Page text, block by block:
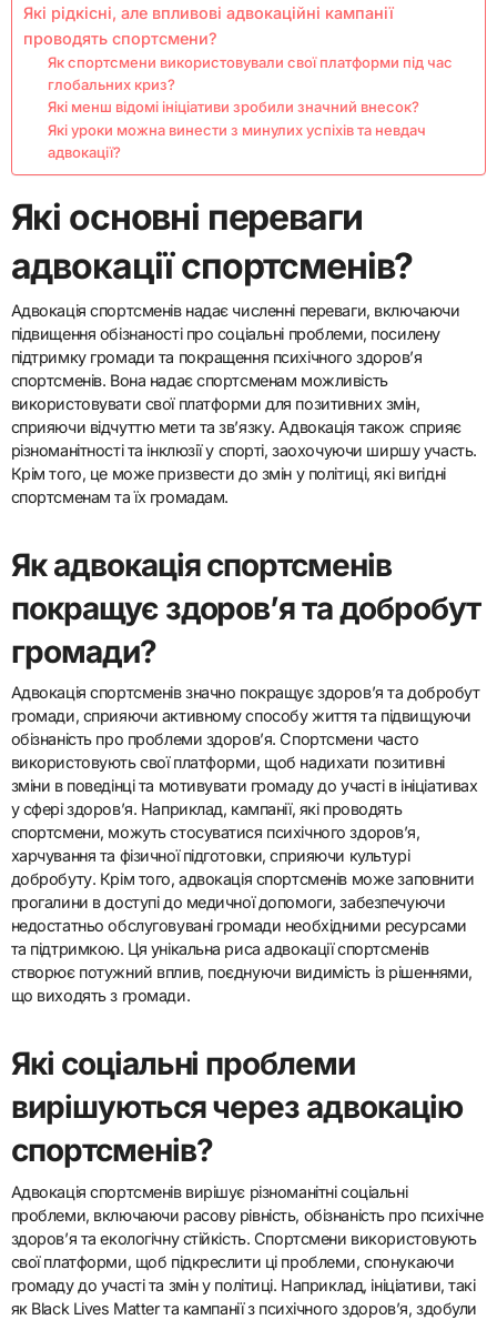
Які рідкісні, але впливові адвокаційні кампанії
проводять спортсмени?
Як спортсмени використовували свої платформи під час
глобальних криз?
Які менш відомі ініціативи зробили значний внесок?
Які уроки можна винести з минулих успіхів та невдач
адвокації?
Які основні переваги
адвокації спортсменів?
Адвокація спортсменів надає численні переваги, включаючи
підвищення обізнаності про соціальні проблеми, посилену
підтримку громади та покращення психічного здоров’я
спортсменів. Вона надає спортсменам можливість
використовувати свої платформи для позитивних змін,
сприяючи відчуттю мети та зв’язку. Адвокація також сприяє
різноманітності та інклюзії у спорті, заохочуючи ширшу участь.
Крім того, це може призвести до змін у політиці, які вигідні
спортсменам та їх громадам.
Як адвокація спортсменів
покращує здоров’я та добробут
громади?
Адвокація спортсменів значно покращує здоров’я та добробут
громади, сприяючи активному способу життя та підвищуючи
обізнаність про проблеми здоров’я. Спортсмени часто
використовують свої платформи, щоб надихати позитивні
зміни в поведінці та мотивувати громаду до участі в ініціативах
у сфері здоров’я. Наприклад, кампанії, які проводять
спортсмени, можуть стосуватися психічного здоров’я,
харчування та фізичної підготовки, сприяючи культурі
добробуту. Крім того, адвокація спортсменів може заповнити
прогалини в доступі до медичної допомоги, забезпечуючи
недостатньо обслуговувані громади необхідними ресурсами
та підтримкою. Ця унікальна риса адвокації спортсменів
створює потужний вплив, поєднуючи видимість із рішеннями,
що виходять з громади.
Які соціальні проблеми
вирішуються через адвокацію
спортсменів?
Адвокація спортсменів вирішує різноманітні соціальні
проблеми, включаючи расову рівність, обізнаність про психічне
здоров’я та екологічну стійкість. Спортсмени використовують
свої платформи, щоб підкреслити ці проблеми, спонукаючи
громаду до участі та змін у політиці. Наприклад, ініціативи, такі
як Black Lives Matter та кампанії з психічного здоров’я, здобули